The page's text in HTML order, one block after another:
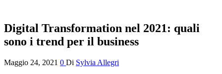
Digital Transformation nel 2021: quali
sono i trend per il business
Maggio 24, 2021 0 Di Sylvia Allegri